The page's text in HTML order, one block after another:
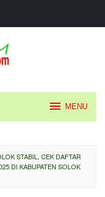
MENU
STABIL, CEK DAFTAR
DI KABUPATEN SOLOK